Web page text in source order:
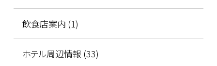
飲食店案内 (1)
ホテル周辺情報 (33)